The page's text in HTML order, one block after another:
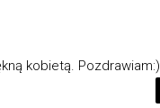
kobietą. Pozdrawiam:)